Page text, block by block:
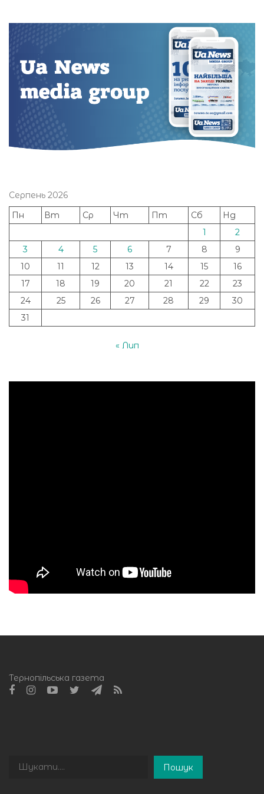
Серпень 2026
Пн
Вт Ср Чт Пт Сб
Нд
1
2
3
4 5 6 7 8
9
10
11 12 13 14 15
16
17
18 19 20 21 22
23
24
25 26 27 28 29
30
31
« Лип
Тернопільська газета
Пошук
Пошук